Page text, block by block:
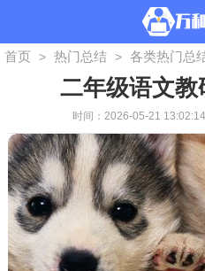
首页 > 热门总结 > 各类热门总
二年级语文
时间：2026-05-21 13:02:14